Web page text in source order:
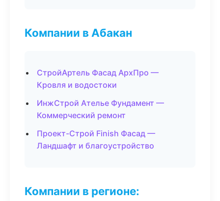
Компании в Абакан
СтройАртель Фасад АрхПро —
Кровля и водостоки
ИнжСтрой Ателье Фундамент —
Коммерческий ремонт
Проект-Строй Finish Фасад —
Ландшафт и благоустройство
Компании в регионе: